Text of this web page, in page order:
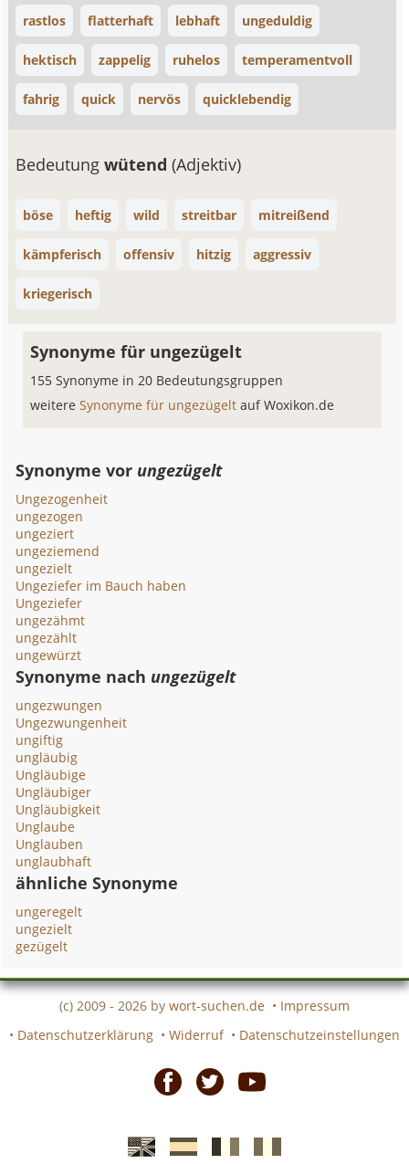
rastlos flatterhaft lebhaft ungeduldig
hektisch zappelig ruhelos temperamentvoll
fahrig quick nervös quicklebendig
Bedeutungwütend(Adjektiv)
böse heftig wild streitbar mitreißend
kämpferisch offensiv hitzig aggressiv
kriegerisch
Synonyme für ungezügelt
155 Synonyme in 20 Bedeutungsgruppen
weitereSynonyme für ungezügeltauf Woxikon.de
Synonyme vor ungezügelt
Ungezogenheit
ungezogen
ungeziert
ungeziemend
ungezielt
Ungeziefer im Bauch haben
Ungeziefer
ungezähmt
ungezählt
ungewürzt
Synonyme nach ungezügelt
ungezwungen
Ungezwungenheit
ungiftig
ungläubig
Ungläubige
Ungläubiger
Ungläubigkeit
Unglaube
Unglauben
unglaubhaft
ähnliche Synonyme
ungeregelt
ungezielt
gezügelt
(c) 2009 - 2026 by wort-suchen.de • Impressum
• Datenschutzerklärung • Widerruf • Datenschutzeinstellungen